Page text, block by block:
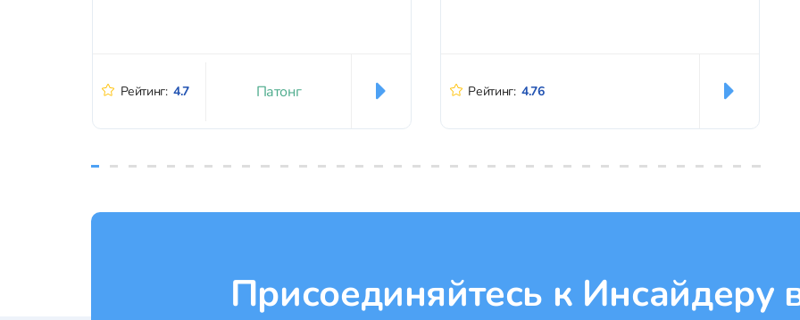
Рейтинг: 4.7 Патонг Рейтинг: 4.76
Присоединяйтесь к Инсайдеру